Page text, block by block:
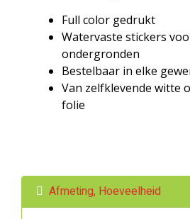
Full color gedrukt
Watervaste stickers
ondergronden
Bestelbaar in elke
Van zelfklevende witte
folie
Afmeting, Hoeveelheid